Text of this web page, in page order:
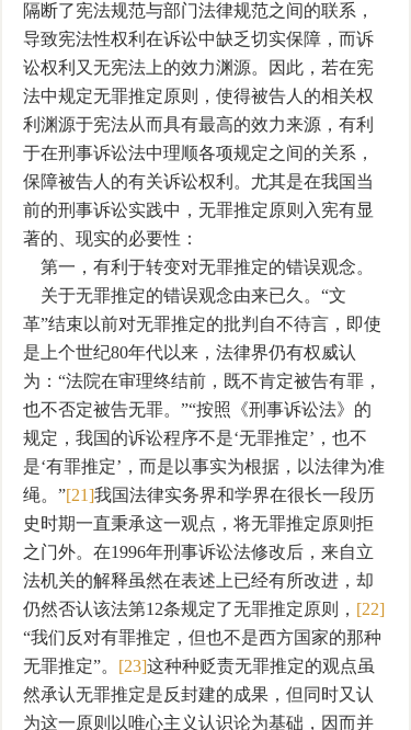
隔断了宪法规范与部门法律规范之间的联系，
导致宪法性权利在诉讼中缺乏切实保障，而诉
讼权利又无宪法上的效力渊源。因此，若在宪
法中规定无罪推定原则，使得被告人的相关权
利渊源于宪法从而具有最高的效力来源，有利
于在刑事诉讼法中理顺各项规定之间的关系，
保障被告人的有关诉讼权利。尤其是在我国当
前的刑事诉讼实践中，无罪推定原则入宪有显
著的、现实的必要性：
第一，有利于转变对无罪推定的错误观念。
关于无罪推定的错误观念由来已久。“文
革”结束以前对无罪推定的批判自不待言，即使
是上个世纪80年代以来，法律界仍有权威认
为：“法院在审理终结前，既不肯定被告有罪，
也不否定被告无罪。”“按照《刑事诉讼法》的
规定，我国的诉讼程序不是‘无罪推定’，也不
是‘有罪推定’，而是以事实为根据，以法律为准
绳。”[21]我国法律实务界和学界在很长一段历
史时期一直秉承这一观点，将无罪推定原则拒
之门外。在1996年刑事诉讼法修改后，来自立
法机关的解释虽然在表述上已经有所改进，却
仍然否认该法第12条规定了无罪推定原则， [22]
“我们反对有罪推定，但也不是西方国家的那种
无罪推定”。 [23]这种种贬责无罪推定的观点虽
然承认无罪推定是反封建的成果，但同时又认
为这一原则以唯心主义认识论为基础，因而并